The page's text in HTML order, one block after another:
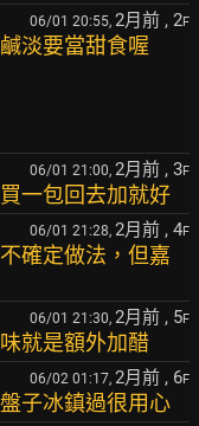
06/01 20:55, 2月前 , 2F
淡要當甜食喔
06/01 21:00, 2月前 , 3F
一包回去加就好
06/01 21:28, 2月前 , 4F
確定做法，但嘉
06/01 21:30, 2月前 , 5F
就是額外加醋
06/02 01:17, 2月前 , 6F
子冰鎮過很用心